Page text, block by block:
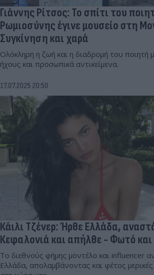
Γιάννης Ρίτσος: Το σπίτι του
Ρωμιοσύνης έγινε μουσείο στη
Συγκίνηση και χαρά
Ολόκληρη η ζωή και η διαδρομή του ποιητή
ήχους και προσωπικά αντικείμενα.
17.07.2025 20:50
Κάιλι Τζένερ: Ήρθε Ελλάδα,
Κεφαλονιά και απήλθε - Φωτό και
Το διεθνούς φήμης μοντέλο και influencer
Ελλάδα, απολαμβάνοντας και φέτος